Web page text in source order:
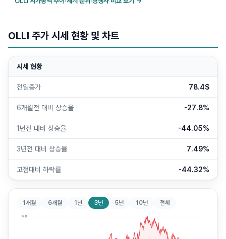
OLLI 주가 시세 현황 및 차트
시세 현황
전일종가 78.4$
6개월전 대비 상승율 -27.8%
1년전 대비 상승율 -44.05%
3년전 대비 상승율 7.49%
고점대비 하락률 -44.32%
1개월 6개월 1년 3년 5년 10년 전체
141$